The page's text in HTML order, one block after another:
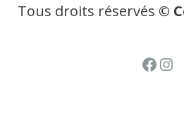
Tous droits réservés ©